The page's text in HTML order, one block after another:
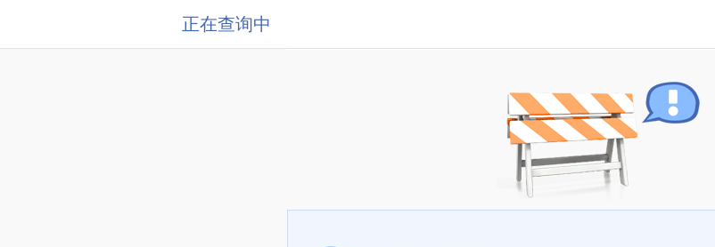
正在查询中